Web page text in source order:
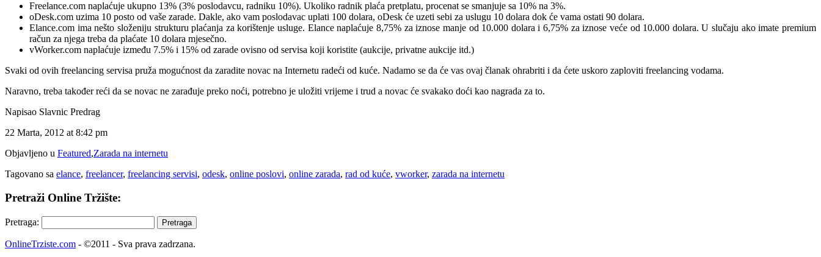
Freelance.com naplaćuje ukupno 13% (3% poslodavcu, radniku 10%). Ukoliko radnik plaća pretplatu, procenat se smanjuje sa 10% na 3%.
oDesk.com uzima 10 posto od vaše zarade. Dakle, ako vam poslodavac uplati 100 dolara, oDesk će uzeti sebi za uslugu 10 dolara dok će vama ostati 90 dolara.
Elance.com ima nešto složeniju strukturu plaćanja za korištenje usluge. Elance naplaćuje 8,75% za iznose manje od 10.000 dolara i 6,75% za iznose veće od 10.000 dolara. U slučaju ako imate premium
račun za njega treba da plaćate 10 dolara mjesečno.
vWorker.com naplaćuje između 7.5% i 15% od zarade ovisno od servisa koji koristite (aukcije, privatne aukcije itd.)
Svaki od ovih freelancing servisa pruža mogućnost da zaradite novac na Internetu radeći od kuće. Nadamo se da će vas ovaj članak ohrabriti i da ćete uskoro zaploviti freelancing vodama.
Naravno, treba također reći da se novac ne zarađuje preko noći, potrebno je uložiti vrijeme i trud a novac će svakako doći kao nagrada za to.
Napisao Slavnic Predrag
22 Marta, 2012 at 8:42 pm
Objavljeno u Featured,Zarada na internetu
Tagovano sa elance, freelancer, freelancing servisi, odesk, online poslovi, online zarada, rad od kuće, vworker, zarada na internetu
Pretraži Online Tržište:
Pretraga:
OnlineTrziste.com - ©2011 - Sva prava zadrzana.